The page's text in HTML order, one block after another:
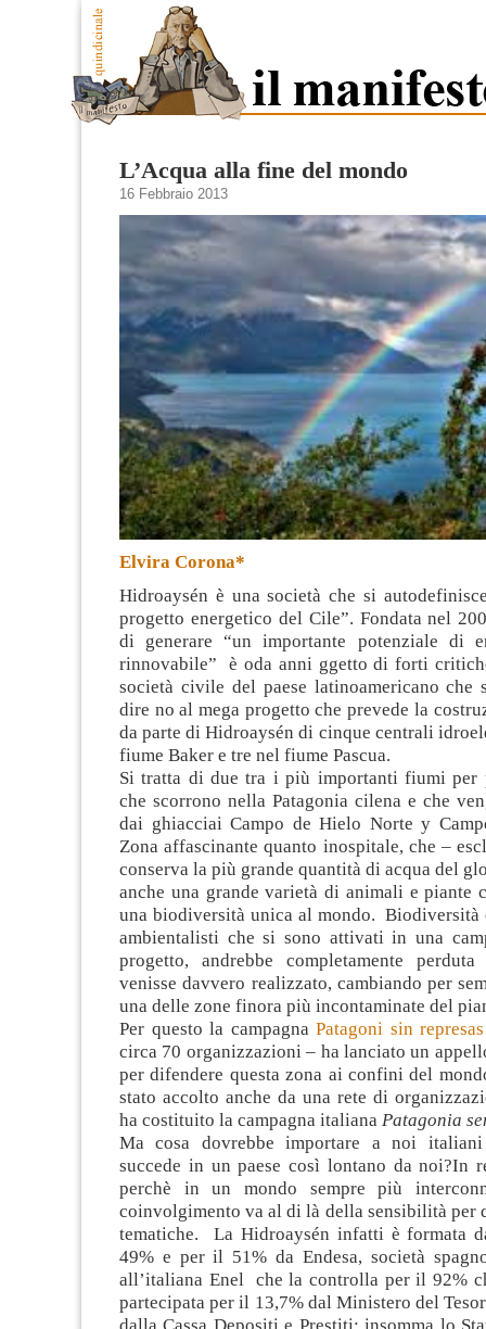
L’Acqua alla fine del mondo
16 Febbraio 2013
Elvira Corona*
Hidroaysén è una società che si
progetto energetico del Cile”. Fondata nel
di generare “un importante potenziale di
rinnovabile” è oda anni ggetto di forti
società civile del paese latinoamericano che
dire no al mega progetto che prevede la
da parte di Hidroaysén di cinque centrali
fiume Baker e tre nel fiume Pascua.
Si tratta di due tra i più importanti fiumi per
che scorrono nella Patagonia cilena e che
dai ghiacciai Campo de Hielo Norte y
Zona affascinante quanto inospitale, che –
conserva la più grande quantità di acqua del
anche una grande varietà di animali e piante
una biodiversità unica al mondo. Biodiversità
ambientalisti che si sono attivati in una
progetto, andrebbe completamente
venisse davvero realizzato, cambiando per
una delle zone finora più incontaminate del
Per questo la campagnaPatagoni sin represas
circa 70 organizzazioni – ha lanciato un
per difendere questa zona ai confini del
stato accolto anche da una rete di
ha costituito la campagna italiana Patagonia
Ma cosa dovrebbe importare a noi
succede in un paese così lontano da noi?In
perchè in un mondo sempre più
coinvolgimento va al di là della sensibilità per
tematiche. La Hidroaysén infatti è formata
49% e per il 51% da Endesa, società
all’italiana Enel che la controlla per il 92%
partecipata per il 13,7% dal Ministero del